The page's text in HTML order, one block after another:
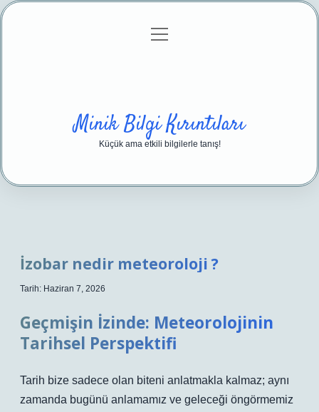
Gizlilik Politikası
menüyü
Minik Bilgi Kırıntıları
Küçük ama etkili bilgilerle tanış!
İzobar nedir meteoroloji ?
Tarih: Haziran 7, 2026
Geçmişin İzinde: Meteorolojinin
Tarihsel Perspektifi
Tarih bize sadece olan biteni anlatmakla kalmaz; aynı
zamanda bugünü anlamamız ve geleceği öngörmemiz